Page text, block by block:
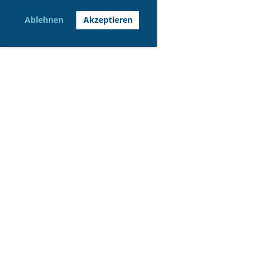
Ablehnen Akzeptieren